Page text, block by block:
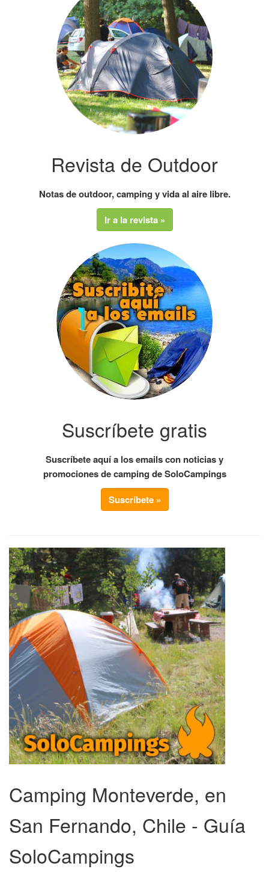
Revista de Outdoor
Notas de outdoor, camping y vida al aire libre.
Ir a la revista »
Suscríbete gratis
Suscríbete aquí a los emails con noticias y
promociones de camping de SoloCampings
Suscríbete »
Camping Monteverde, en
San Fernando, Chile - Guía
SoloCampings